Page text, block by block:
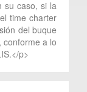
su caso, si la
time charter
del buque
conforme a lo
p>